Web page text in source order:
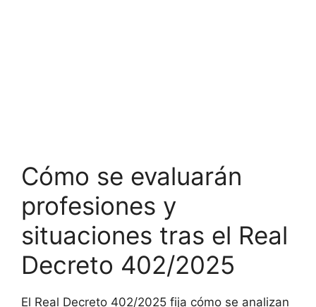
Cómo se evaluarán
profesiones y
situaciones tras el Real
Decreto 402/2025
El Real Decreto 402/2025 fija cómo se analizan